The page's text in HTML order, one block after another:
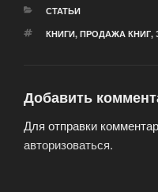
РУБРИКИ
СТАТЬИ
МЕТКИ
КНИГИ, ПРОДАЖА КНИГ,
Добавить
Для отправки
авторизоваться.